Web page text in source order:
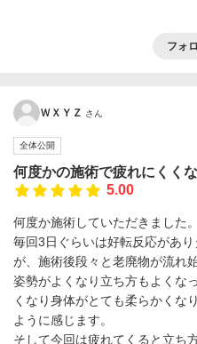
フォ
ＷＸＹＺ さん
全体公開
何度かの施術で疲れにくくな
5.00
何度か施術していただきました
毎回3日ぐらいは好転反応があ
が、施術後段々と老廃物が流れ
姿勢がよくなり立ち方もよくな
くなり身体がとても柔らかくな
ように感じます。
そして今回は疲れてくると立ち